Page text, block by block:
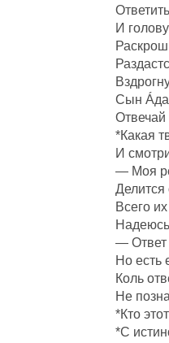
И
Сын
Отвечай
*Какая
И
— Моя
Делится
Всего
— Ответ
Но есть
Коль
Не
*Кто
*С